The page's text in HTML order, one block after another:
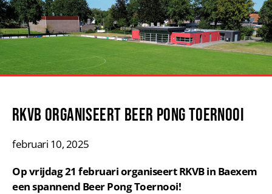
RKVB organiseert Beer Pong Toernooi
februari 10, 2025
Op vrijdag 21 februari organiseert RKVB in Baexem
een spannend Beer Pong Toernooi!